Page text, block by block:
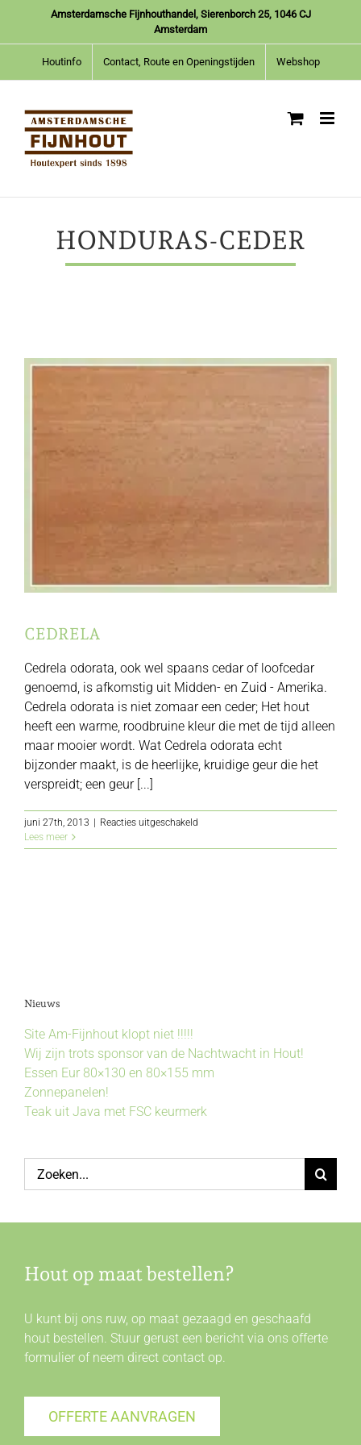
inhoud
Amsterdamsche Fijnhouthandel, Sierenborch 25, 1046 CJ
Amsterdam
Houtinfo Contact, Route en Openingstijden Webshop
HONDURAS-CEDER
CEDRELA
Cedrela odorata, ook wel spaans cedar of loofcedar
genoemd, is afkomstig uit Midden- en Zuid - Amerika.
Cedrela odorata is niet zomaar een ceder; Het hout
heeft een warme, roodbruine kleur die met de tijd alleen
maar mooier wordt. Wat Cedrela odorata echt
bijzonder maakt, is de heerlijke, kruidige geur die het
verspreidt; een geur [...]
juni 27th, 2013 | Reacties uitgeschakeld
Lees meer
Nieuws
Site Am-Fijnhout klopt niet !!!!!
Wij zijn trots sponsor van de Nachtwacht in Hout!
Essen Eur 80×130 en 80×155 mm
Zonnepanelen!
Teak uit Java met FSC keurmerk
Zoeken
naar:
Hout op maat bestellen?
U kunt bij ons ruw, op maat gezaagd en geschaafd
hout bestellen. Stuur gerust een bericht via ons offerte
formulier of neem direct contactop.
OFFERTE AANVRAGEN